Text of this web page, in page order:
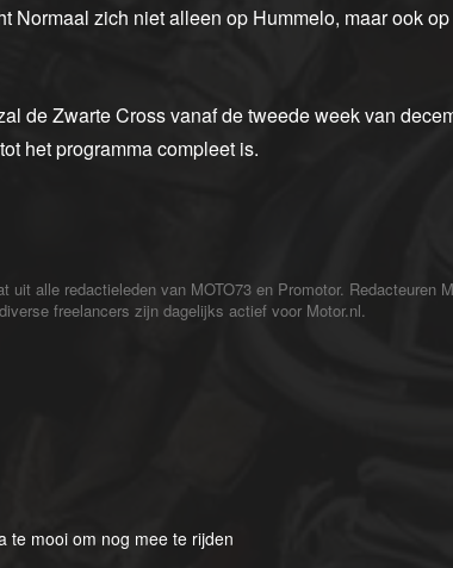
Normaal zich niet alleen op Hummelo, maar ook
de Zwarte Cross vanaf de tweede week van
het programma compleet is.
uit alle redactieleden van MOTO73 en Promotor. Redacteuren
freelancers zijn dagelijks actief voor Motor.nl.
te mooi om nog mee te rijden